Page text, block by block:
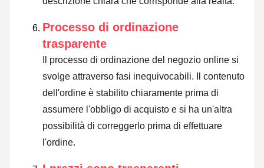
Processo di ordinazione
trasparente
Il processo di ordinazione del negozio online si
svolge attraverso fasi inequivocabili. Il contenuto
dell'ordine è stabilito chiaramente prima di
assumere l'obbligo di acquisto e si ha un'altra
possibilità di correggerlo prima di effettuare
l'ordine.